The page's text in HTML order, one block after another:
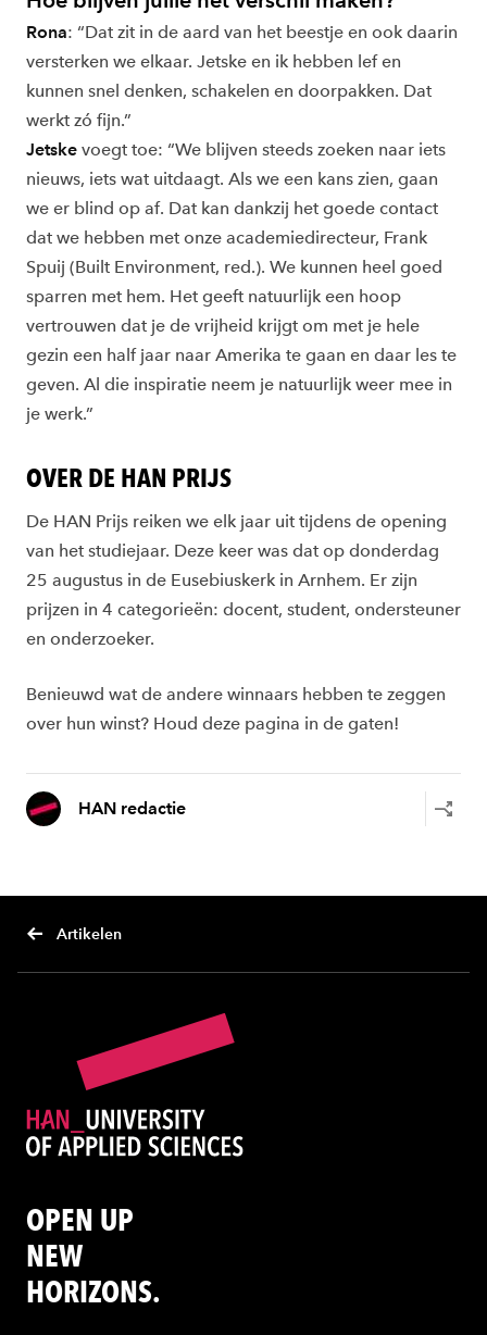
Rona: “Dat zit in de aard van het beestje en ook daarin
versterken we elkaar. Jetske en ik hebben lef en
kunnen snel denken, schakelen en doorpakken. Dat
werkt zó fijn.”
Jetske voegt toe: “We blijven steeds zoeken naar iets
nieuws, iets wat uitdaagt. Als we een kans zien, gaan
we er blind op af. Dat kan dankzij het goede contact
dat we hebben met onze academiedirecteur, Frank
Spuij (Built Environment, red.). We kunnen heel goed
sparren met hem. Het geeft natuurlijk een hoop
vertrouwen dat je de vrijheid krijgt om met je hele
gezin een half jaar naar Amerika te gaan en daar les te
geven. Al die inspiratie neem je natuurlijk weer mee in
je werk.”
OVER DE HAN PRIJS
De HAN Prijs reiken we elk jaar uit tijdens de opening
van het studiejaar. Deze keer was dat op donderdag
25 augustus in de Eusebiuskerk in Arnhem. Er zijn
prijzen in 4 categorieën: docent, student, ondersteuner
en onderzoeker.
Benieuwd wat de andere winnaars hebben te zeggen
over hun winst? Houd deze pagina in de gaten!
HAN redactie
Artikelen
OPEN UP
NEW
HORIZONS.